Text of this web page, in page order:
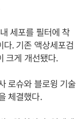
세포를 필터에 착
. 기존 액상세포검
크게 개선됐다.
로슈와 블로윙 기술
체결했다.